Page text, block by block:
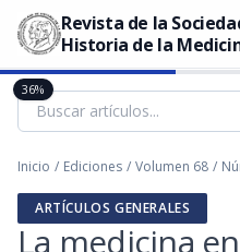
Revista de la
Historia de la
Inicio / Ediciones / Volumen 68 /
ARTÍCULOS GENERALES
La medicina
36%